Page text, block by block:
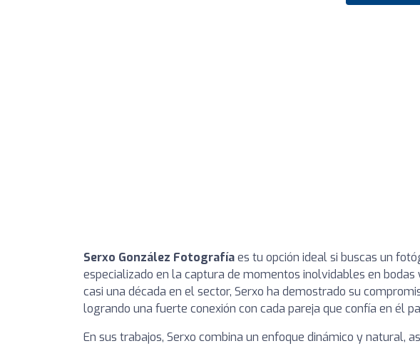
Serxo González Fotografíaes tu opción ideal si buscas un
especializado en la captura de momentos inolvidables en bodas
casi una década en el sector, Serxo ha demostrado su
logrando una fuerte conexión con cada pareja que confía en él
En sus trabajos, Serxo combina un enfoque dinámico y natural,